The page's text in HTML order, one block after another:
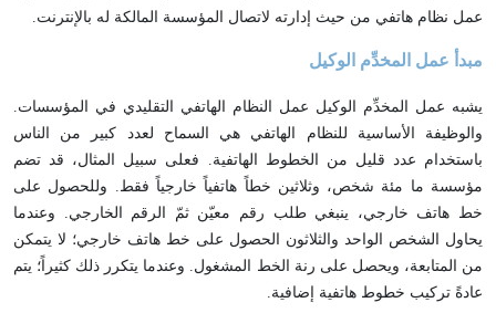
عمل نظام هاتفي من حيث إدارته لاتصال المؤسسة المالكة له بالإنترنت.
مبدأ عمل المخدِّم الوكيل
يشبه عمل المخدِّم الوكيل عمل النظام الهاتفي التقليدي في المؤسسات.
والوظيفة الأساسية للنظام الهاتفي هي السماح لعدد كبير من الناس
باستخدام عدد قليل من الخطوط الهاتفية. فعلى سبيل المثال، قد تضم
مؤسسة ما مئة شخص، وثلاثين خطاً هاتفياً خارجياً فقط. وللحصول على
خط هاتف خارجي، ينبغي طلب رقم معيّن ثمّ الرقم الخارجي. وعندما
يحاول الشخص الواحد والثلاثون الحصول على خط هاتف خارجي؛ لا يتمكن
من المتابعة، ويحصل على رنة الخط المشغول. وعندما يتكرر ذلك كثيراً؛ يتم
عادةً تركيب خطوط هاتفية إضافية.